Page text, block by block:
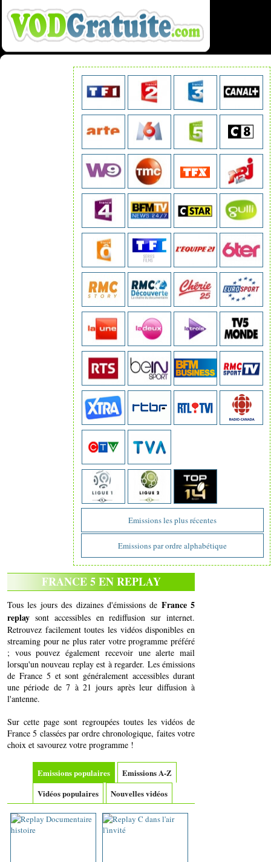
Emissions les plus récentes
Emissions par ordre alphabétique
FRANCE 5 EN REPLAY
Tous les jours des dizaines d'émissions de France 5
replay sont accessibles en rediffusion sur internet.
Retrouvez facilement toutes les vidéos disponibles en
streaming pour ne plus rater votre programme préféré
; vous pouvez également recevoir une alerte mail
lorsqu'un nouveau replay est à regarder. Les émissions
de France 5 et sont généralement accessibles durant
une période de 7 à 21 jours après leur diffusion à
l'antenne.
Sur cette page sont regroupées toutes les vidéos de
France 5 classées par ordre chronologique, faites votre
choix et savourez votre programme !
Emissions populaires
Emissions A-Z
Vidéos populaires
Nouvelles vidéos